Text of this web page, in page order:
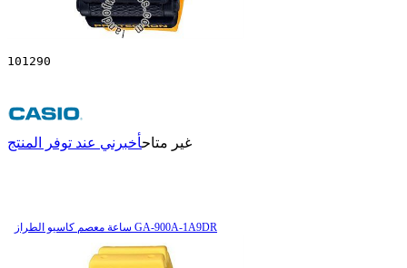
101290
غير متاحأخبرني عند توفر المنتج
ساعة معصم کاسیو الطراز GA-900A-1A9DR